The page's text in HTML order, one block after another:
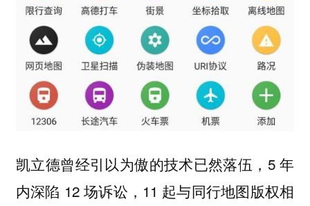
凯立德曾经引以为傲的技术已然落伍，5 年
内深陷 12 场诉讼，11 起与同行地图版权相